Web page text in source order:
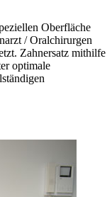
Oberfläche
/ Oralchirurgen
Zahnersatz mithilfe
optimale